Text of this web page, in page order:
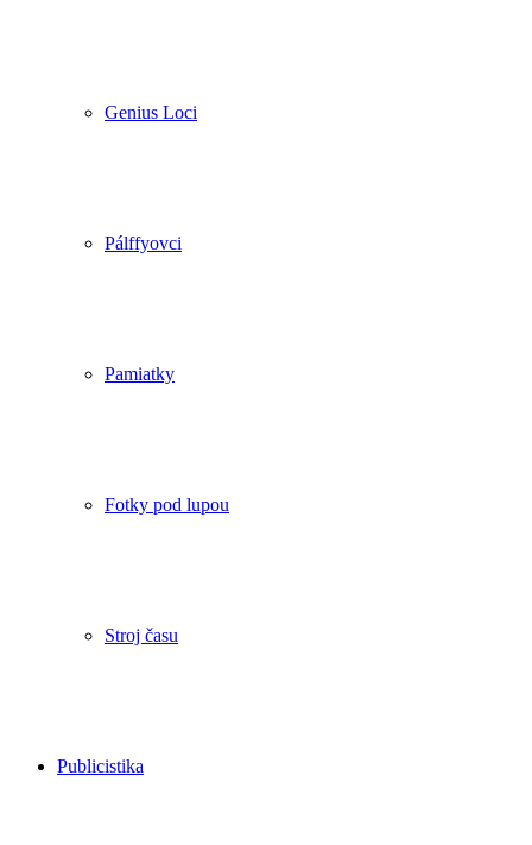
Genius Loci
Pálffyovci
Pamiatky
Fotky pod lupou
Stroj času
Publicistika